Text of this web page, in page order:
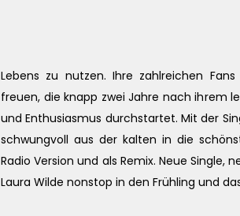
Lebens zu nutzen. Ihre zahlreichen
freuen, die knapp zwei Jahre nach ihrem
und Enthusiasmus durchstartet. Mit der
schwungvoll aus der kalten in die
Radio Version und als Remix. Neue Single,
Laura Wilde nonstop in den Frühling und